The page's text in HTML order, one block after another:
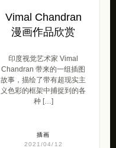
Vimal Chandran
漫画作品欣赏
印度视觉艺术家 Vimal
Chandran 带来的一组插图
故事，描绘了带有超现实主
义色彩的框架中捕捉到的各
种 […]
插画
2021/04/12